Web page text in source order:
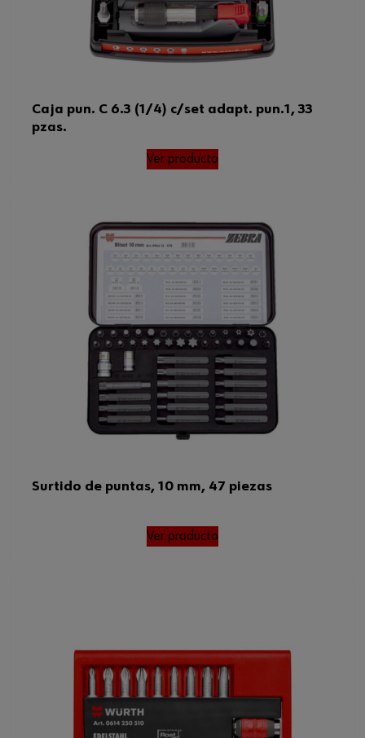
Caja pun. C 6.3 (1/4) c/set adapt. pun.1, 33
pzas.
Ver producto
Surtido de puntas, 10 mm, 47 piezas
Ver producto